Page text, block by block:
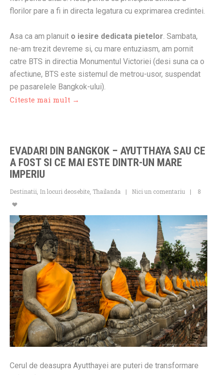
florilor pare a fi in directa legatura cu exprimarea credintei.
Asa ca am planuit o iesire dedicata pietelor . Sambata,
ne-am trezit devreme si, cu mare entuziasm, am pornit
catre BTS in directia Monumentul Victoriei (desi suna ca o
afectiune, BTS este sistemul de metrou-usor, suspendat
pe pasarelele Bangkok-ului).
Citeste mai mult →
EVADARI DIN BANGKOK – AYUTTHAYA SAU CE
A FOST SI CE MAI ESTE DINTR-UN MARE
IMPERIU
Destinatii In locuri deosebite Thailanda Nici un comentariu 8
Cerul de deasupra Ayutthayei are puteri de transformare